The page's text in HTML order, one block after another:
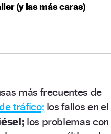
(y las más caras)
más frecuentes de
tráfico; los fallos en el
los problemas con